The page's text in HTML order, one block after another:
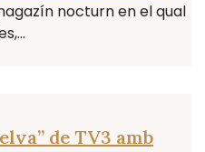
nocturn en el qual
de TV3 amb